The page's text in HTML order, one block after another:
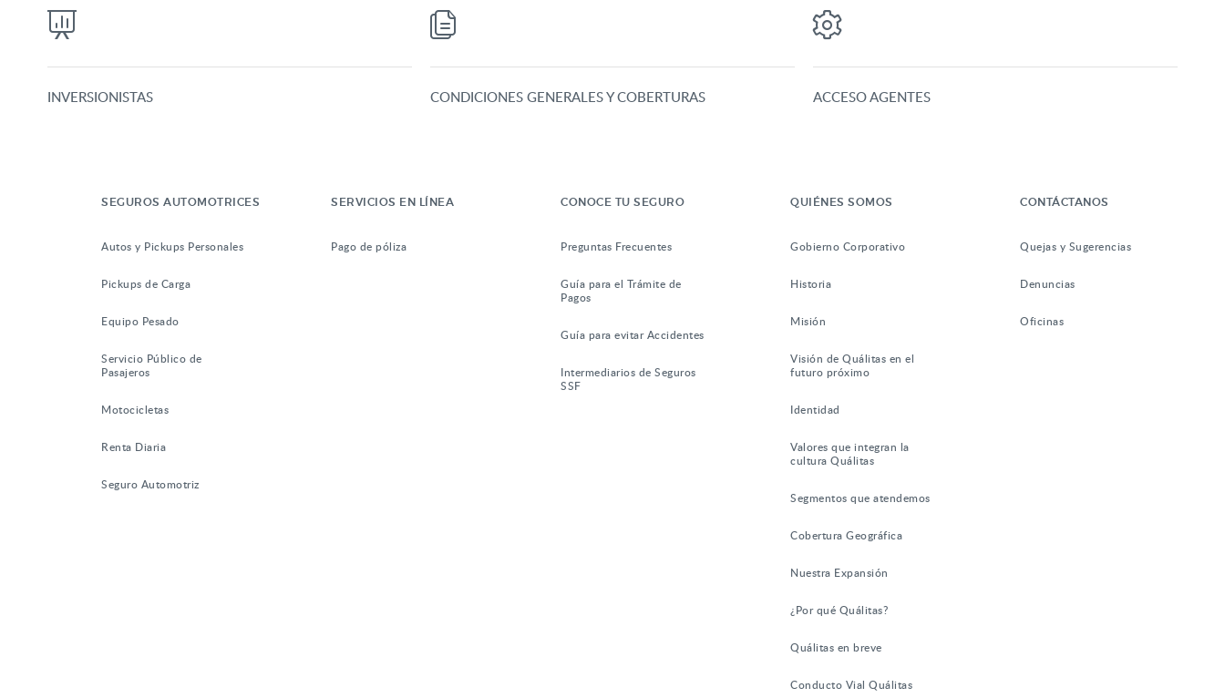
INVERSIONISTAS CONDICIONES GENERALES Y COBERTURAS ACCESO AGENTES
SEGUROS AUTOMOTRICES
Autos y Pickups Personales
Pickups de Carga
Equipo Pesado
Servicio Público de
Pasajeros
Motocicletas
Renta Diaria
Seguro Automotriz
SERVICIOS EN LÍNEA
Pago de póliza
CONOCE TU SEGURO
Preguntas Frecuentes
Guía para el Trámite de
Pagos
Guía para evitar Accidentes
Intermediarios de Seguros
SSF
QUIÉNES SOMOS
Gobierno Corporativo
Historia
Misión
Visión de Quálitas en el
futuro próximo
Identidad
Valores que integran la
cultura Quálitas
Segmentos que atendemos
Cobertura Geográfica
Nuestra Expansión
¿Por qué Quálitas?
Quálitas en breve
Conducto Vial Quálitas
CONTÁCTANOS
Quejas y Sugerencias
Denuncias
Oficinas